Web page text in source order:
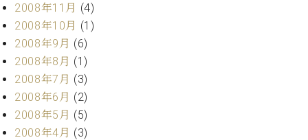
2008年11月 (4)
2008年10月 (1)
2008年9月 (6)
2008年8月 (1)
2008年7月 (3)
2008年6月 (2)
2008年5月 (5)
2008年4月 (3)